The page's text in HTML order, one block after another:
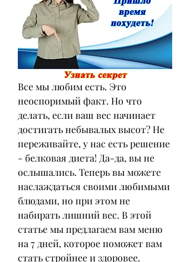
Все мы любим есть. Это
неоспоримый факт. Но что
делать, если ваш вес начинает
достигать небывалых высот? Не
переживайте, у нас есть решение
- белковая диета! Да-да, вы не
ослышались. Теперь вы можете
наслаждаться своими любимыми
блюдами, но при этом не
набирать лишний вес. В этой
статье мы предлагаем вам меню
на 7 дней, которое поможет вам
стать стройнее и здоровее.